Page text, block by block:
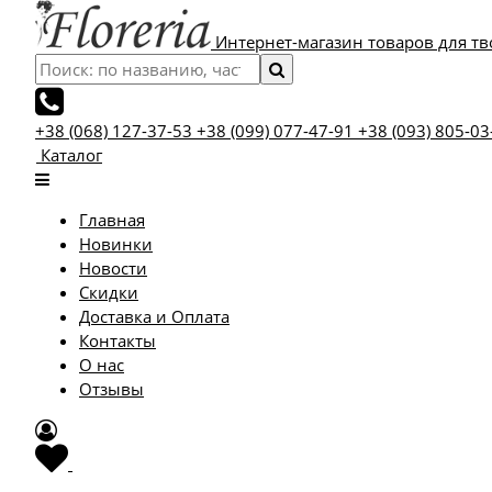
Интернет-магазин товаров для
+38 (068) 127-37-53 +38 (099) 077-47-91 +38 (093) 805-
Каталог
Главная
Новинки
Новости
Скидки
Доставка и Оплата
Контакты
О нас
Отзывы